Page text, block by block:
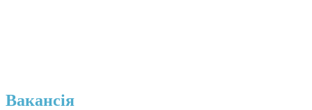
Вакансія